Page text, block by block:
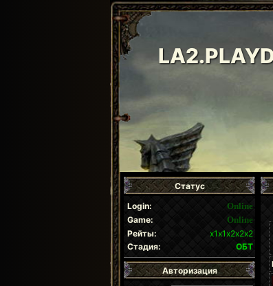
Статус
Login:
Online
Game:
Online
Рейты:
х1х1х2х2х2
Стадия:
ОБТ
Авторизация